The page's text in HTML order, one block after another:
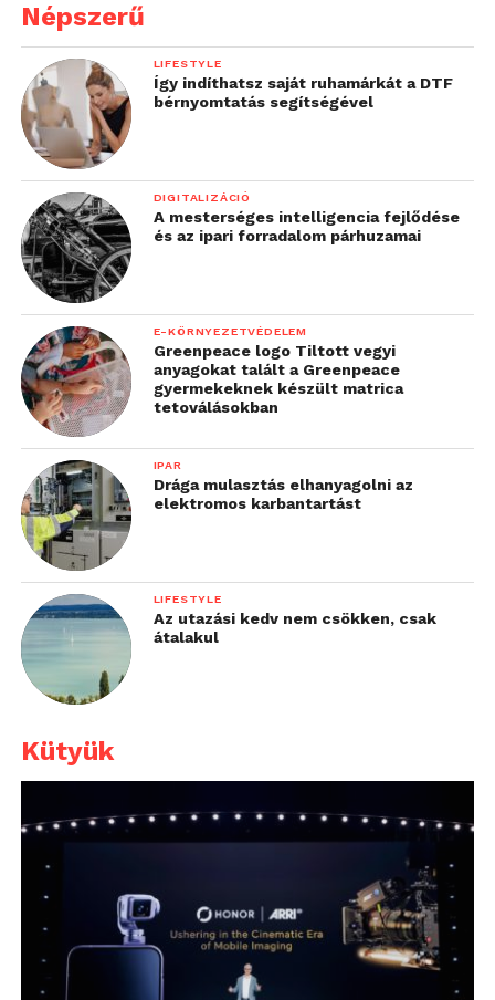
Népszerű
LIFESTYLE
Így indíthatsz saját ruhamárkát a DTF
bérnyomtatás segítségével
DIGITALIZÁCIÓ
A mesterséges intelligencia fejlődése
és az ipari forradalom párhuzamai
E-KÖRNYEZETVÉDELEM
Greenpeace logo Tiltott vegyi
anyagokat talált a Greenpeace
gyermekeknek készült matrica
tetoválásokban
IPAR
Drága mulasztás elhanyagolni az
elektromos karbantartást
LIFESTYLE
Az utazási kedv nem csökken, csak
átalakul
Kütyük